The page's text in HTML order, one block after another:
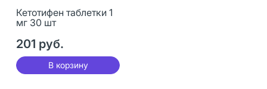
Кетотифен таблетки 1
мг 30 шт
201 руб.
В корзину